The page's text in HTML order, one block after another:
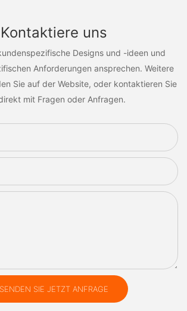
Kontaktiere uns
Designs und -ideen und
Anforderungen ansprechen. Weitere
Sie auf der Website, oder kontaktieren Sie
mit Fragen oder Anfragen.
SENDEN SIE JETZT ANFRAGE